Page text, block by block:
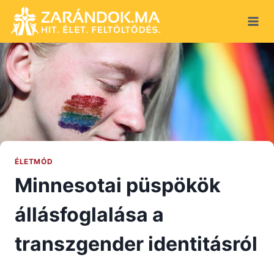
content
ÉLETMÓD
Minnesotai püspökök
állásfoglalása a
transzgender identitásról